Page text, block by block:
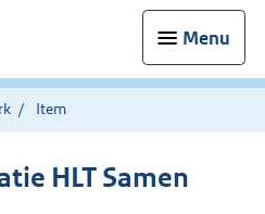
Menu
Item
HLT Samen